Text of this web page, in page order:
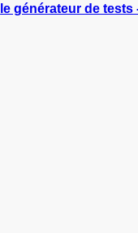
le générateur de